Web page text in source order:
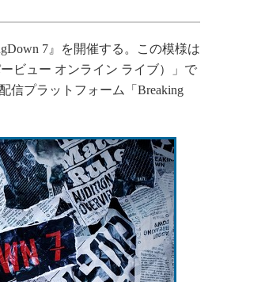
7』を開催する。この模様は
ビュー オンライン ライブ）」で
信プラットフォーム「Breaking